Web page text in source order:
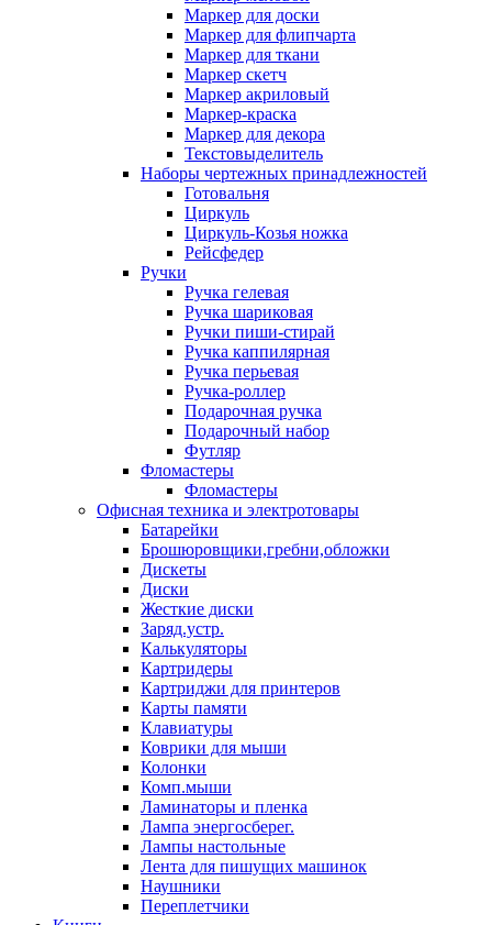
Маркер для доски
Маркер для флипчарта
Маркер для ткани
Маркер скетч
Маркер акриловый
Маркер-краска
Маркер для декора
Текстовыделитель
Наборы чертежных принадлежностей
Готовальня
Циркуль
Циркуль-Козья ножка
Рейсфедер
Ручки
Ручка гелевая
Ручка шариковая
Ручки пиши-стирай
Ручка каппилярная
Ручка перьевая
Ручка-роллер
Подарочная ручка
Подарочный набор
Футляр
Фломастеры
Фломастеры
Офисная техника и электротовары
Батарейки
Брошюровщики,гребни,обложки
Дискеты
Диски
Жесткие диски
Заряд.устр.
Калькуляторы
Картридеры
Картриджи для принтеров
Карты памяти
Клавиатуры
Коврики для мыши
Колонки
Комп.мыши
Ламинаторы и пленка
Лампа энергосберег.
Лампы настольные
Лента для пишущих машинок
Наушники
Переплетчики